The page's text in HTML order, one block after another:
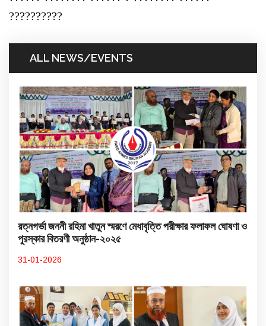
??????????
ALL NEWS/EVENTS
রত্নগর্ভা জননী রহিমা খাতুন স্মরণে মেধাবৃত্তি পরীক্ষার ফলাফল ঘোষণা ও
পুরস্কার বিতরণী অনুষ্ঠান-২০২৫
31-01-2026